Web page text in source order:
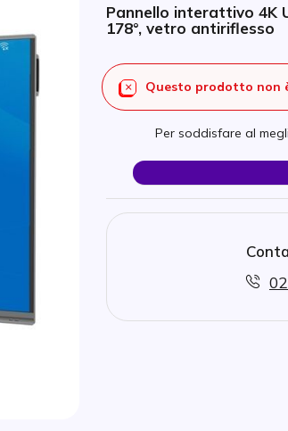
Pannello interattivo 4K
178°, vetro antiriflesso
Questo prodotto non
Per soddisfare al